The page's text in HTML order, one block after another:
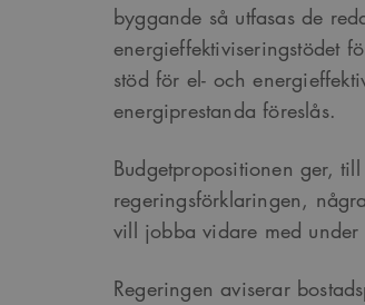
byggande så utfasas de
energieffektiviseringstödet
stöd för el- och
energiprestanda föreslås.
Budgetpropositionen ger,
regeringsförklaringen,
vill jobba vidare med under
Regeringen aviserar